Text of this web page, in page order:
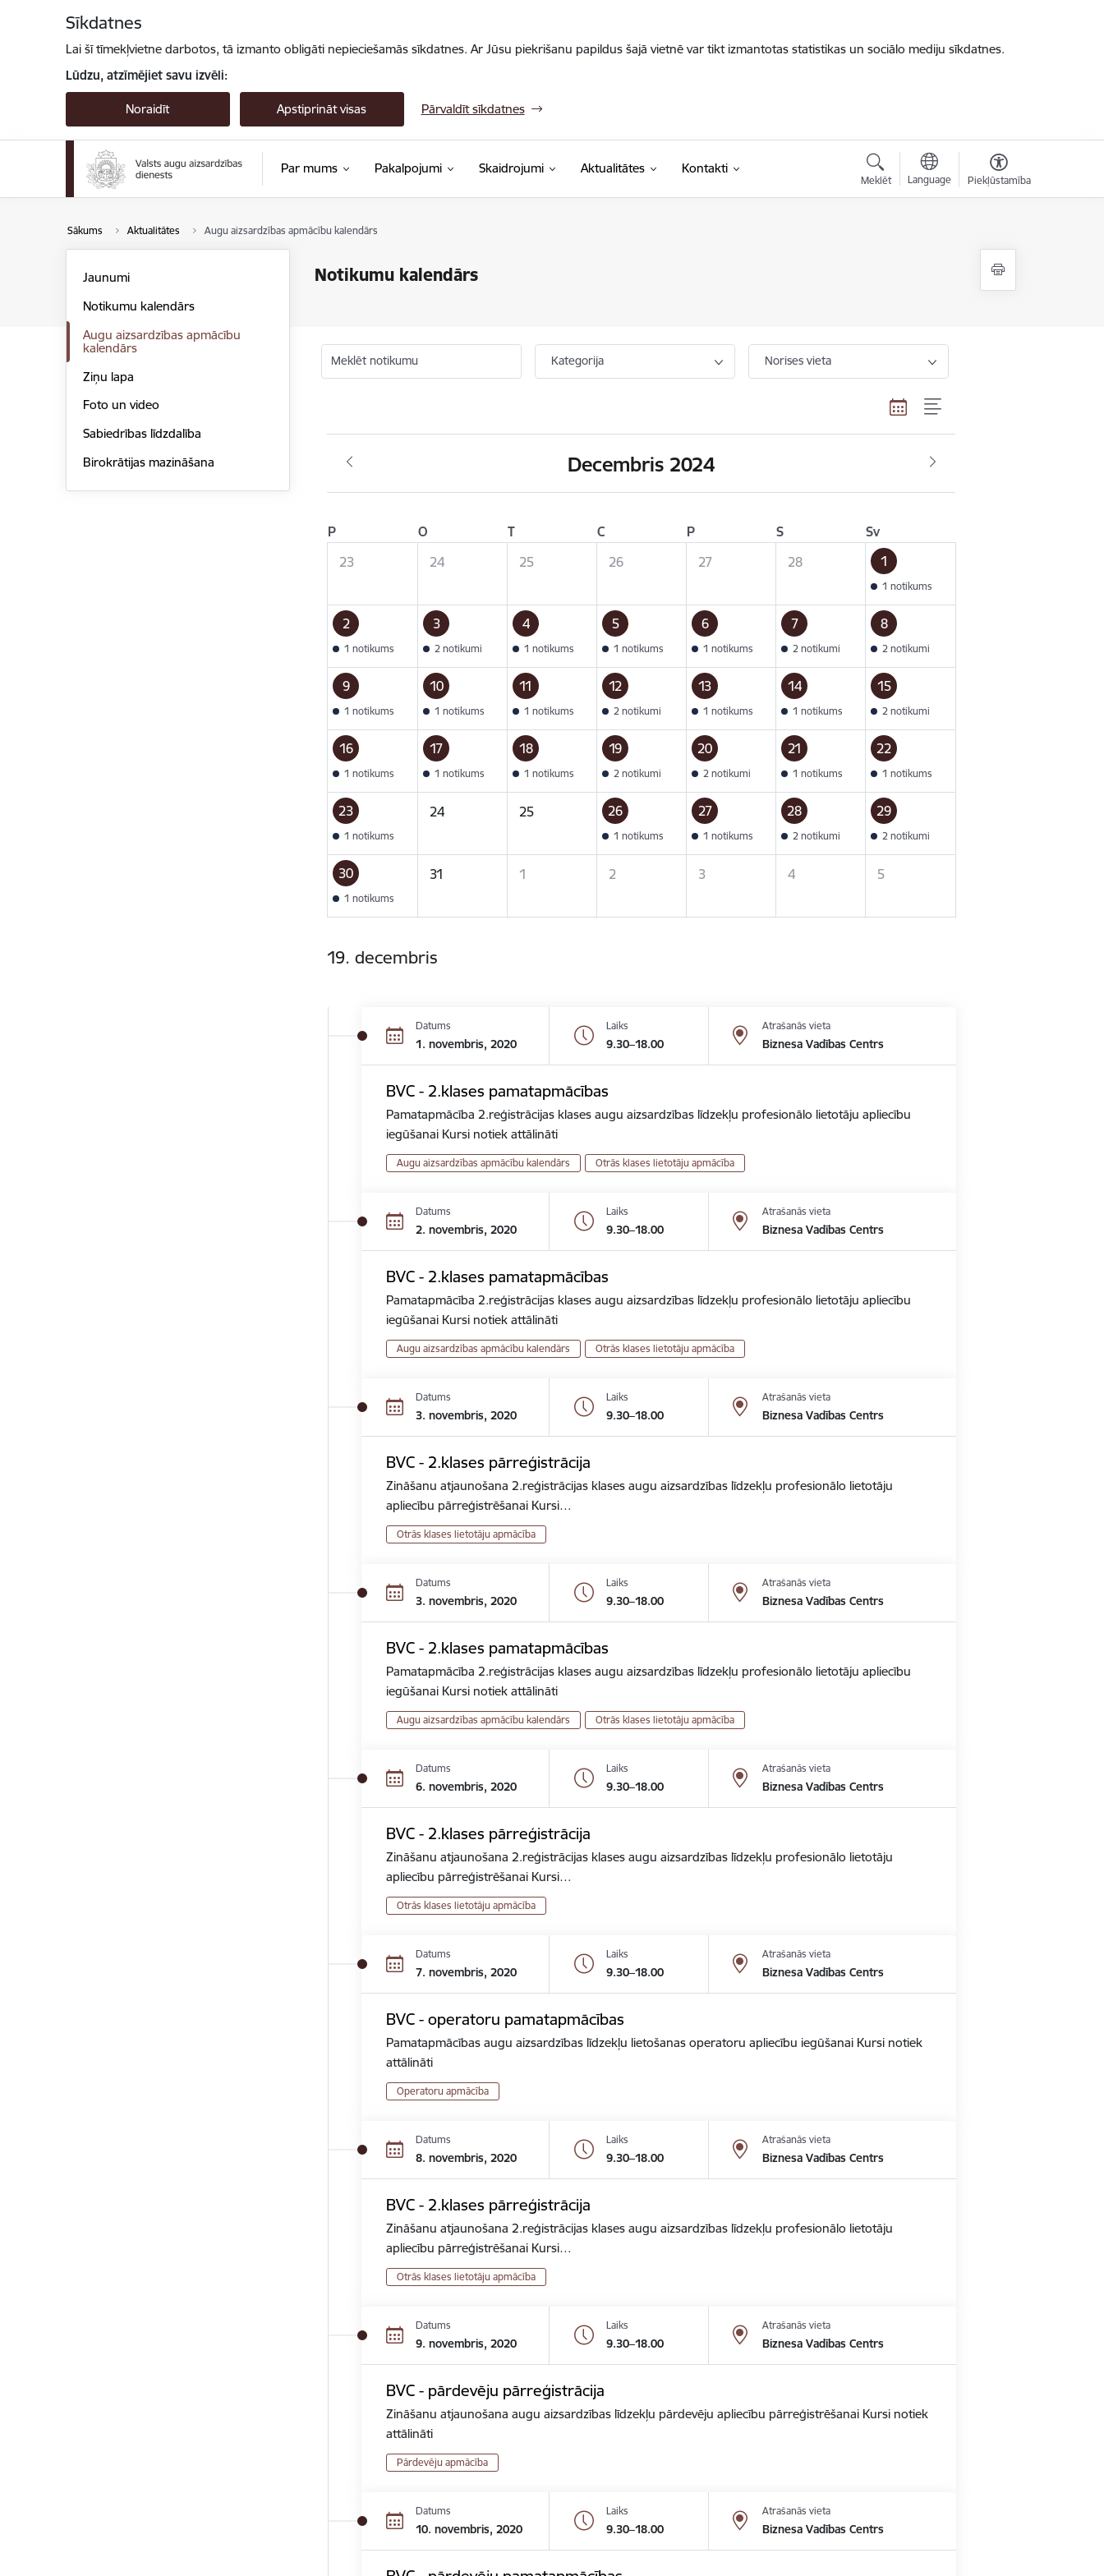
Sīkdatnes
Lai šī tīmekļvietne darbotos, tā izmanto obligāti nepieciešamās sīkdatnes. Ar Jūsu piekrišanu papildus šajā vietnē var tikt izmantotas statistikas un sociālo mediju sīkdatnes.
Lūdzu, atzīmējiet savu izvēli:
Noraidīt Apstiprināt visas Pārvaldīt sīkdatnes
Par mums Pakalpojumi Skaidrojumi Aktualitātes Kontakti
Meklēt Language Piekļūstamība
Sākums Aktualitātes Augu aizsardzības apmācību kalendārs
Notikumu kalendārs
Jaunumi
Notikumu kalendārs
Augu aizsardzības apmācību
kalendārs
Ziņu lapa
Foto un video
Sabiedrības līdzdalība
Birokrātijas mazināšana
Meklēt notikumu Kategorija Norises vieta
Decembris 2024
P O T C P S
Sv
23
24 25 26 27 28 1
1 notikums
2
1 notikums
3
2 notikumi
4
1 notikums
5
1 notikums
6
1 notikums
7
2 notikumi
8
2 notikumi
9
1 notikums
10
1 notikums
11
1 notikums
12
2 notikumi
13
1 notikums
14
1 notikums
15
2 notikumi
16
1 notikums
17
1 notikums
18
1 notikums
19
2 notikumi
20
2 notikumi
21
1 notikums
22
1 notikums
23
1 notikums
24 25 26
1 notikums
27
1 notikums
28
2 notikumi
29
2 notikumi
30
1 notikums
31 1 2 3 4 5
19. decembris
Datums
1. novembris, 2020
Laiks
9.30–18.00
Atrašanās vieta
Biznesa Vadības Centrs
BVC - 2.klases pamatapmācības
Pamatapmācība 2.reģistrācijas klases augu aizsardzības līdzekļu profesionālo lietotāju apliecību
iegūšanai Kursi notiek attālināti
Augu aizsardzības apmācību kalendārs Otrās klases lietotāju apmācība
Datums
2. novembris, 2020
Laiks
9.30–18.00
Atrašanās vieta
Biznesa Vadības Centrs
BVC - 2.klases pamatapmācības
Pamatapmācība 2.reģistrācijas klases augu aizsardzības līdzekļu profesionālo lietotāju apliecību
iegūšanai Kursi notiek attālināti
Augu aizsardzības apmācību kalendārs Otrās klases lietotāju apmācība
Datums
3. novembris, 2020
Laiks
9.30–18.00
Atrašanās vieta
Biznesa Vadības Centrs
BVC - 2.klases pārreģistrācija
Zināšanu atjaunošana 2.reģistrācijas klases augu aizsardzības līdzekļu profesionālo lietotāju
apliecību pārreģistrēšanai Kursi…
Otrās klases lietotāju apmācība
Datums
3. novembris, 2020
Laiks
9.30–18.00
Atrašanās vieta
Biznesa Vadības Centrs
BVC - 2.klases pamatapmācības
Pamatapmācība 2.reģistrācijas klases augu aizsardzības līdzekļu profesionālo lietotāju apliecību
iegūšanai Kursi notiek attālināti
Augu aizsardzības apmācību kalendārs Otrās klases lietotāju apmācība
Datums
6. novembris, 2020
Laiks
9.30–18.00
Atrašanās vieta
Biznesa Vadības Centrs
BVC - 2.klases pārreģistrācija
Zināšanu atjaunošana 2.reģistrācijas klases augu aizsardzības līdzekļu profesionālo lietotāju
apliecību pārreģistrēšanai Kursi…
Otrās klases lietotāju apmācība
Datums
7. novembris, 2020
Laiks
9.30–18.00
Atrašanās vieta
Biznesa Vadības Centrs
BVC - operatoru pamatapmācības
Pamatapmācības augu aizsardzības līdzekļu lietošanas operatoru apliecību iegūšanai Kursi notiek
attālināti
Operatoru apmācība
Datums
8. novembris, 2020
Laiks
9.30–18.00
Atrašanās vieta
Biznesa Vadības Centrs
BVC - 2.klases pārreģistrācija
Zināšanu atjaunošana 2.reģistrācijas klases augu aizsardzības līdzekļu profesionālo lietotāju
apliecību pārreģistrēšanai Kursi…
Otrās klases lietotāju apmācība
Datums
9. novembris, 2020
Laiks
9.30–18.00
Atrašanās vieta
Biznesa Vadības Centrs
BVC - pārdevēju pārreģistrācija
Zināšanu atjaunošana augu aizsardzības līdzekļu pārdevēju apliecību pārreģistrēšanai Kursi notiek
attālināti
Pārdevēju apmācība
Datums
10. novembris, 2020
Laiks
9.30–18.00
Atrašanās vieta
Biznesa Vadības Centrs